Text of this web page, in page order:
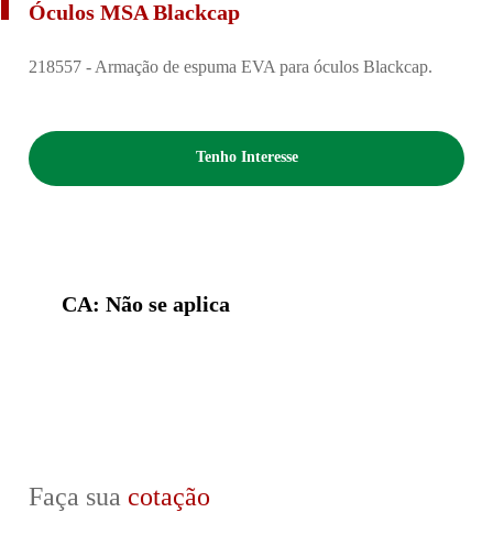
Óculos MSA Blackcap
218557 - Armação de espuma EVA para óculos Blackcap.
Tenho Interesse
CA: Não se aplica
Faça sua cotação